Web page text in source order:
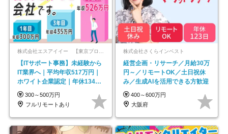
【ITサポート事務】未経験から
IT業界へ｜平均年収517万円｜
ホワイト企業認定｜年休134日
｜リモートOK
300～500万円
フルリモートあり
株式会社さくらインベスト
経営企画・リサーチ／月給30万
円～／リモートOK／土日祝休
み／生成AIを活用できる方歓迎
400～600万円
大阪府